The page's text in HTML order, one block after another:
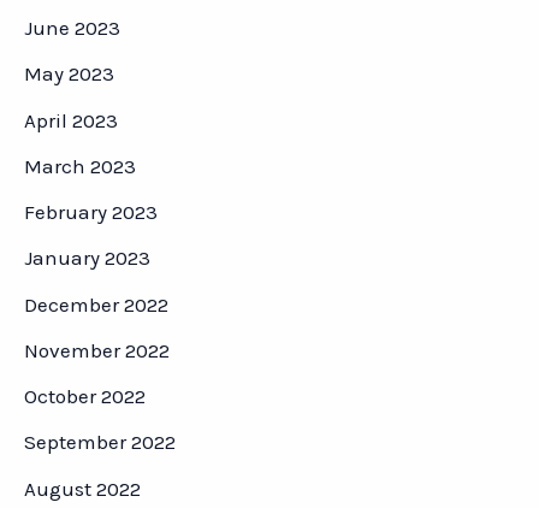
June 2023
May 2023
April 2023
March 2023
February 2023
January 2023
December 2022
November 2022
October 2022
September 2022
August 2022